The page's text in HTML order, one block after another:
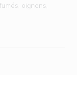
oignons,